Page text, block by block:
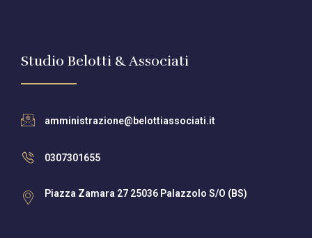
Studio Belotti & Associati
amministrazione@belottiassociati.it
0307301655
Piazza Zamara 27 25036 Palazzolo S/O (BS)